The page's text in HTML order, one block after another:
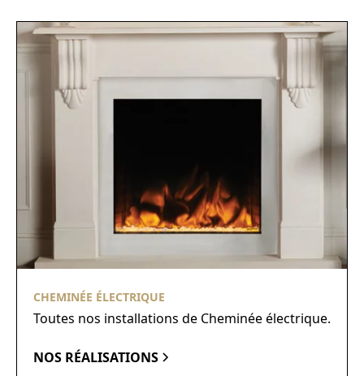
CHEMINÉE ÉLECTRIQUE
Toutes nos installations de Cheminée électrique.
NOS RÉALISATIONS